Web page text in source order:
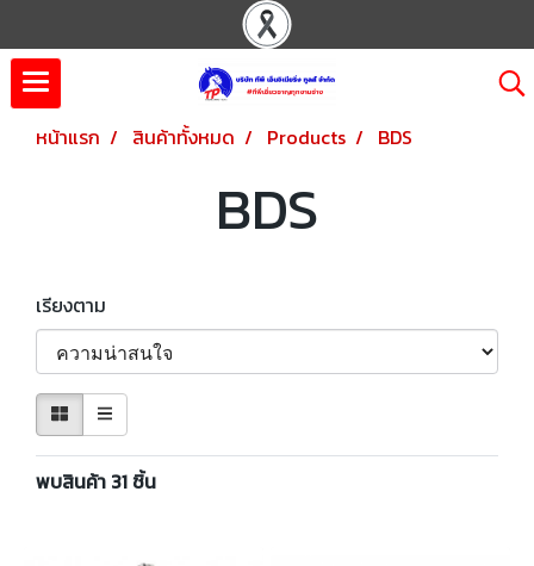
หน้าแรก สินค้าทั้งหมด Products BDS
BDS
เรียงตาม
พบสินค้า 31 ชิ้น